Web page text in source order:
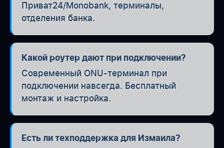
Приват24/Monobank, терминалы,
отделения банка.
Какой роутер дают при подключении?
Современный ONU-терминал при
подключении навсегда. Бесплатный
монтаж и настройка.
Есть ли техподдержка для Измаила?